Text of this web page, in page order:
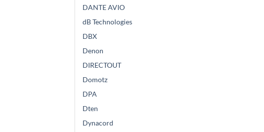
DANTE AVIO
dB Technologies
DBX
Denon
DIRECTOUT
Domotz
DPA
Dten
Dynacord